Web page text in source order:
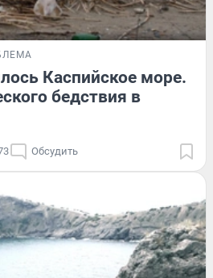
Каспийское море.
бедствия в
Обсудить